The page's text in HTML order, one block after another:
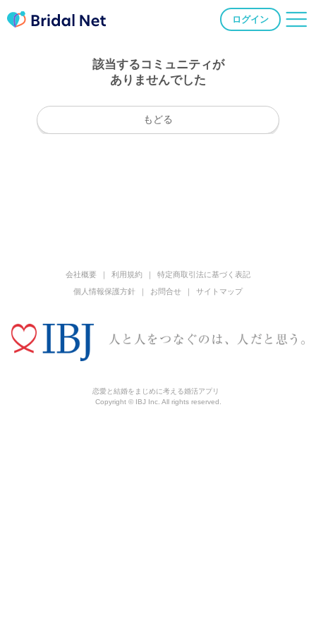
ログイン
該当するコミュニティが
ありませんでした
もどる
会社概要 利用規約
特定商取引法に基づく表記
個人情報保護方針
お問合せ サイトマップ
恋愛と結婚をまじめに考える婚活アプリ
Copyright © IBJ Inc. All rights reserved.